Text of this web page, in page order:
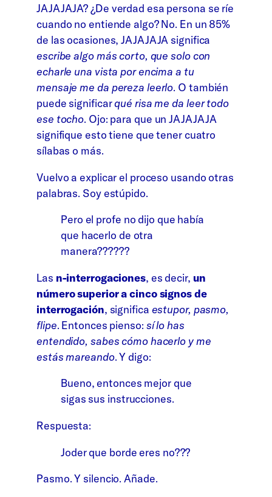
JAJAJAJA? ¿De verdad esa persona se ríe
cuando no entiende algo? No. En un 85%
de las ocasiones, JAJAJAJA significa
escribe algo más corto, que solo con
echarle una vista por encima a tu
mensaje me da pereza leerlo. O también
puede significarqué risa me da leer todo
ese tocho. Ojo: para que un JAJAJAJA
signifique esto tiene que tener cuatro
sílabas o más.
Vuelvo a explicar el proceso usando otras
palabras. Soy estúpido.
Pero el profe no dijo que había
que hacerlo de otra
manera??????
Las n-interrogaciones, es decir, un
número superior a cinco signos de
interrogación, significa estupor, pasmo,
flipe. Entonces pienso: sí lo has
entendido, sabes cómo hacerlo y me
estás mareando. Y digo:
Bueno, entonces mejor que
sigas sus instrucciones.
Respuesta:
Joder que borde eres no???
Pasmo. Y silencio. Añade.